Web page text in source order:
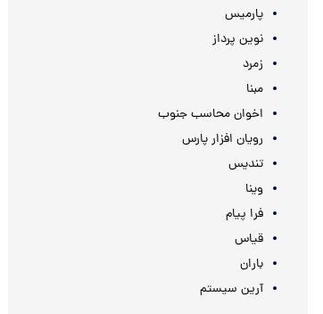
پارمیس
نوین پرداز
زمرد
مبنا
اخوان محاسب جنوب
رویان افزار پارس
تندیس
وینا
فرا پیام
قیاس
باران
آرین سیستم